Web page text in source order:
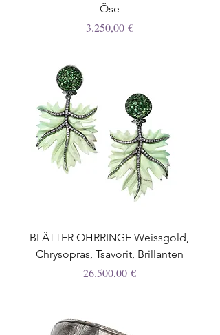
Öse
Preis
3.250,00 €
BLÄTTER OHRRINGE Weissgold,
Chrysopras, Tsavorit, Brillanten
Preis
26.500,00 €